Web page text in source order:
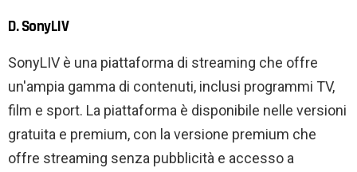
D. SonyLIV
SonyLIV è una piattaforma di streaming che offre
un'ampia gamma di contenuti, inclusi programmi TV,
film e sport. La piattaforma è disponibile nelle versioni
gratuita e premium, con la versione premium che
offre streaming senza pubblicità e accesso a